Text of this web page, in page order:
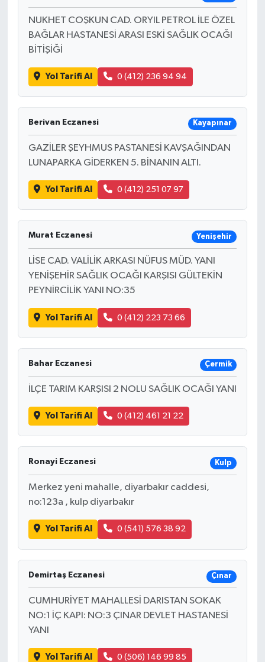
NUKHET COŞKUN CAD. ORYIL PETROL İLE ÖZEL
BAĞLAR HASTANESİ ARASI ESKİ SAĞLIK OCAĞI
BİTİŞİĞİ
Yol Tarifi Al 0 (412) 236 94 94
Berivan Eczanesi Kayapınar
GAZİLER ŞEYHMUS PASTANESİ KAVŞAĞINDAN
LUNAPARKA GİDERKEN 5. BİNANIN ALTI.
Yol Tarifi Al 0 (412) 251 07 97
Murat Eczanesi Yenişehir
LİSE CAD. VALİLİK ARKASI NÜFUS MÜD. YANI
YENİŞEHİR SAĞLIK OCAĞI KARŞISI GÜLTEKİN
PEYNİRCİLİK YANI NO:35
Yol Tarifi Al 0 (412) 223 73 66
Bahar Eczanesi Çermik
İLÇE TARIM KARŞISI 2 NOLU SAĞLIK OCAĞI YANI
Yol Tarifi Al 0 (412) 461 21 22
Ronayi Eczanesi Kulp
Merkez yeni mahalle, diyarbakır caddesi,
no:123a , kulp diyarbakır
Yol Tarifi Al 0 (541) 576 38 92
Demirtaş Eczanesi Çınar
CUMHURİYET MAHALLESİ DARISTAN SOKAK
NO:1 İÇ KAPI: NO:3 ÇINAR DEVLET HASTANESİ
YANI
Yol Tarifi Al 0 (506) 146 99 85